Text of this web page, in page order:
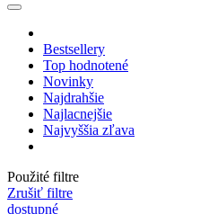
Bestsellery
Top hodnotené
Novinky
Najdrahšie
Najlacnejšie
Najvyššia zľava
Použité filtre
Zrušiť filtre
dostupné